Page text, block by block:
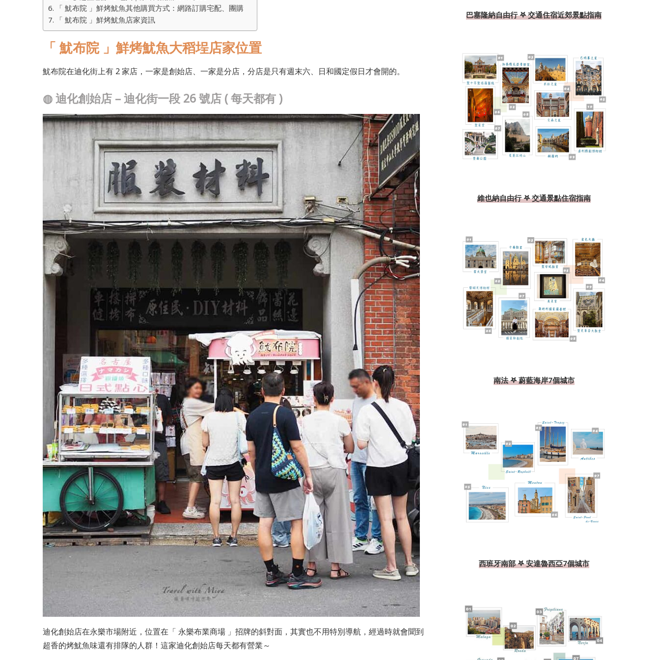
「 魷布院 」鮮烤魷魚其他購買方式：網路訂購宅配、團購
「 魷布院 」鮮烤魷魚店家資訊
「 魷布院 」鮮烤魷魚大稻埕店家位置
魷布院在迪化街上有 2 家店，一家是創始店、一家是分店，分店是只有週末六、日和國定假日才會開的。
◍迪化創始店 – 迪化街一段 26 號店 ( 每天都有 )
迪化創始店在永樂市場附近，位置在「 永樂布業商場 」招牌的斜對面，其實也不用特別導航，經過時就會聞到
超香的烤魷魚味還有排隊的人群！這家迪化創始店每天都有營業～
巴塞隆納自由行 𖤐 交通住宿近郊景點指南
維也納自由行 𖤐 交通景點住宿指南
南法 𖤐 蔚藍海岸7個城市
西班牙南部 𖤐 安達魯西亞7個城市